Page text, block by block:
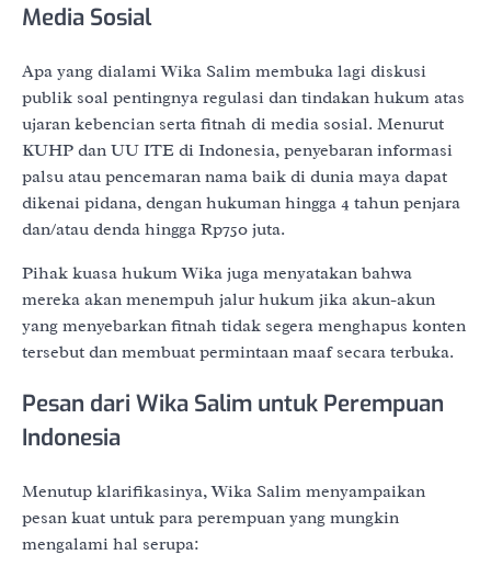
Media Sosial
Apa yang dialami Wika Salim membuka lagi diskusi
publik soal pentingnya regulasi dan tindakan hukum atas
ujaran kebencian serta fitnah di media sosial. Menurut
KUHP dan UU ITE di Indonesia, penyebaran informasi
palsu atau pencemaran nama baik di dunia maya dapat
dikenai pidana, dengan hukuman hingga 4 tahun penjara
dan/atau denda hingga Rp750 juta.
Pihak kuasa hukum Wika juga menyatakan bahwa
mereka akan menempuh jalur hukum jika akun-akun
yang menyebarkan fitnah tidak segera menghapus konten
tersebut dan membuat permintaan maaf secara terbuka.
Pesan dari Wika Salim untuk Perempuan
Indonesia
Menutup klarifikasinya, Wika Salim menyampaikan
pesan kuat untuk para perempuan yang mungkin
mengalami hal serupa: